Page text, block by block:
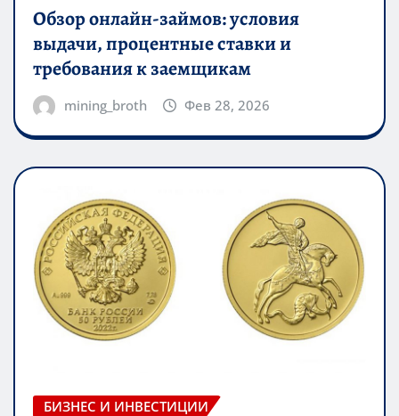
Обзор онлайн-займов: условия
выдачи, процентные ставки и
требования к заемщикам
mining_broth Фев 28, 2026
БИЗНЕС И ИНВЕСТИЦИИ